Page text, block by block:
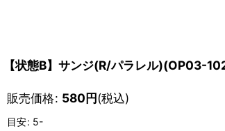
【状態B】サンジ(R/パラレル)(OP03-
販売価格: 580円(税込)
目安: 5-